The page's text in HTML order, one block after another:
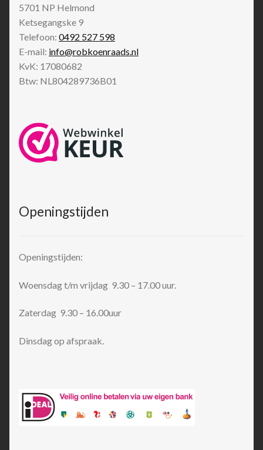
5701 NP Helmond
Ketsegangske 9
Telefoon: 0492 527 598
E-mail: info@robkoenraads.nl
KvK: 17080682
Btw: NL804289736B01
Openingstijden
Openingstijden:
Woensdag t/m vrijdag 9.30 – 17.00 uur.
Zaterdag 9.30 – 16.00uur
Dinsdag op afspraak.